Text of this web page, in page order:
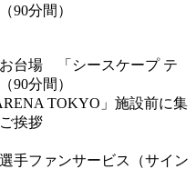
90分間）
台場 「シースケープ テ
90分間）
TOKYO」施設前に集
挨拶
ファンサービス（サイン